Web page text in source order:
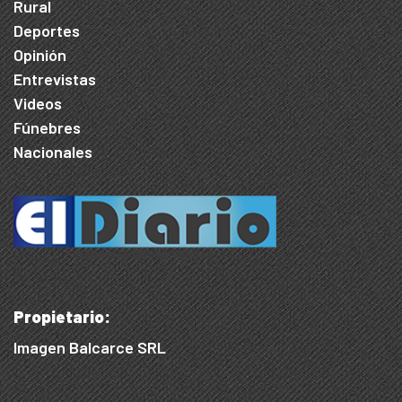
Rural
Deportes
Opinión
Entrevistas
Videos
Fúnebres
Nacionales
Propietario:
Imagen Balcarce SRL